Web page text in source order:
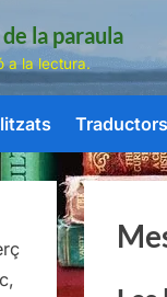
la paraula
a la lectura.